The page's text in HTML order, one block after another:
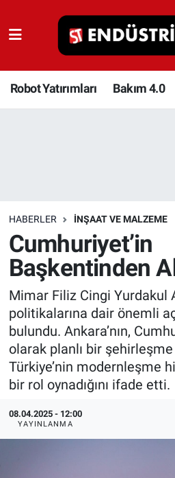
Robot Yatırımları Bakım 4.0
HABERLER İNŞAAT VE MALZEME
Cumhuriyet’in
Başkentinden
Mimar Filiz Cingi Yurdakul
politikalarına dair önemli
bulundu. Ankara’nın,
olarak planlı bir
Türkiye’nin modernleşme
bir rol oynadığını ifade etti.
08.04.2025 - 12:00
YAYINLANMA
Robot Yatırımları
Bakım 4.0
Depolama Çözümleri
İnşaat ve Malzeme
HaberOrtak
EndüstriST
Enerjisini Üreten
Ağır Sanayi Çözümleri